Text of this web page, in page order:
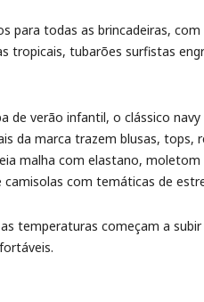
para todas as brincadeiras, com
tropicais, tubarões surfistas
de verão infantil, o clássico
da marca trazem blusas, tops,
malha com elastano,
com temáticas de
temperaturas começam a